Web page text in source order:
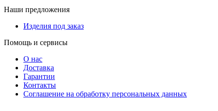
Наши предложения
Изделия под заказ
Помощь и сервисы
О нас
Доставка
Гарантии
Контакты
Соглашение на обработку персональных данных